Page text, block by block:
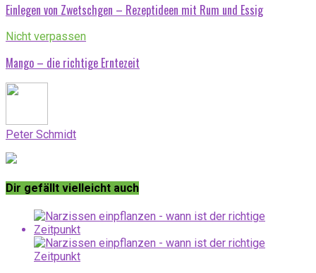
Einlegen von Zwetschgen – Rezeptideen mit Rum und Essig
Nicht verpassen
Mango – die richtige Erntezeit
Peter Schmidt
Dir gefällt vielleicht auch